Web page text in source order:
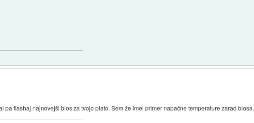
pa flashaj najnovejši bios za tvojo plato. Sem že imel primer napačne temperature zarad biosa.